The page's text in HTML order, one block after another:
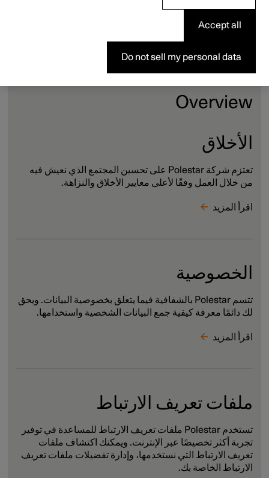
Overview
الأخلاق
تعتزم شركة Polestar على تحسين المجتمع الذي نعيش فيه
من خلال العمل وفقًا لأعلى معايير الأخلاق والنزاهة.
اقرأ المزيد
الخصوصية
تتسم Polestar بالشفافية فيما يتعلق بخصوصية البيانات. ويحق
لك دائمًا معرفة كيفية جمع البيانات الشخصية واستخدامها.
اقرأ المزيد
ملفات تعريف الارتباط
تستخدم Polestar ملفات تعريف الارتباط للمساعدة في توفير
تجربة أكثر تخصيصًا عبر الإنترنت. ويمكنك اكتشاف ملفات
تعريف الارتباط التي نستخدمها، وإدارة تفضيلات ملفات تعريف
الارتباط الخاصة بك.
Do not sell my personal data
Accept all